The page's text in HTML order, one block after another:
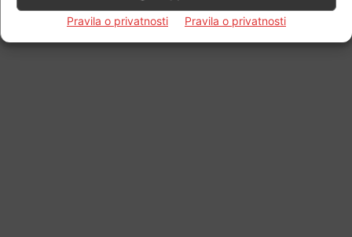
Pravila o privatnosti Pravila o privatnosti